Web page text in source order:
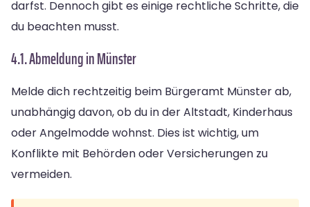
darfst. Dennoch gibt es einige rechtliche Schritte, die
du beachten musst.
4.1. Abmeldung in Münster
Melde dich rechtzeitig beim Bürgeramt Münster ab,
unabhängig davon, ob du in der Altstadt, Kinderhaus
oder Angelmodde wohnst. Dies ist wichtig, um
Konflikte mit Behörden oder Versicherungen zu
vermeiden.